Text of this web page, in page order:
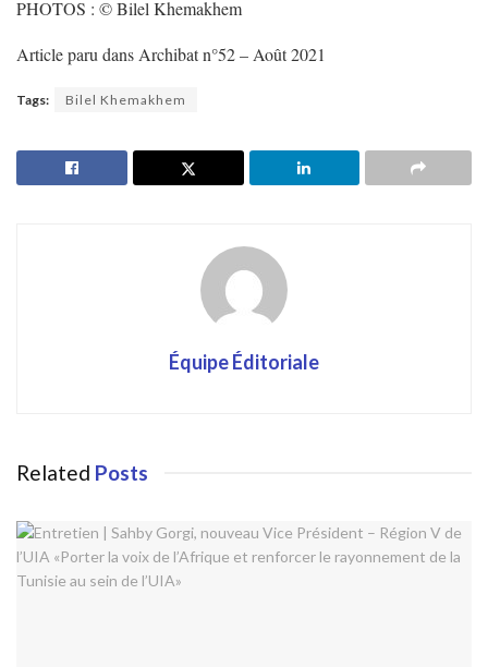
PHOTOS : © Bilel Khemakhem
Article paru dans Archibat n°52 – Août 2021
Tags: Bilel Khemakhem
Équipe Éditoriale
Related Posts